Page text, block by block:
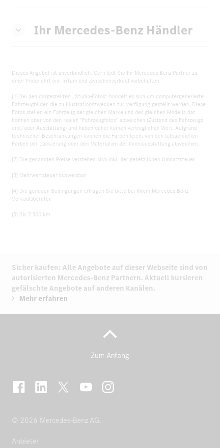
Ihr Mercedes-Benz Händler
Dieses Angebot ist unverbindlich. Gern lädt Sie Ihr Mercedes-Benz Partner zu
einer Probefahrt ein. Irrtum und Zwischenverkauf vorbehalten.
[1] Bei den dargestellten „Studio-Fotos“ handelt es sich um computergenerierte
Fahrzeugbilder, die zu Illustrationszwecken zur Verfügung gestellt werden. Diese
Fotos stellen ein Fahrzeug der gleichen Marke und des gleichen Modells dar,
können aber von den realen "Fahrzeugfotos" abweichen (Zustand des Fahrzeugs
und/oder Ausstattung) und haben daher keinen vertraglichen Wert. Aufgrund
technischer Beschränkungen können die Farben leicht von den tatsächlichen
Farben der Lackierung oder den Materialien der Innenausstattung abweichen.
[2] Die genannten Preise verstehen sich inkl. der gesetzlichen Umsatzsteuer.
[3] Mehrwertsteuer ausweisbar
[4] Die genauen Bedingungen erfragen Sie bitte bei Ihrem Mercedes-Benz
Verkaufsberater.
[5] Bis 7.500 km
Sicher kaufen: Alle Angebote auf dieser Webseite sind von
autorisierten Mercedes-Benz Partnern. Aktuell kursieren
gefälschte Angebote auf anderen Kanälen.
Mehr erfahren
Zum Anfang
© 2026 Mercedes-Benz AG.
Anbieter